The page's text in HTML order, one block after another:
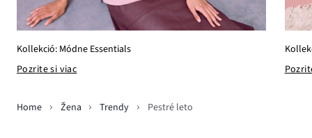
Kollekció: Módne Essentials
Pozrite si viac
Home Žena Trendy Pestré leto